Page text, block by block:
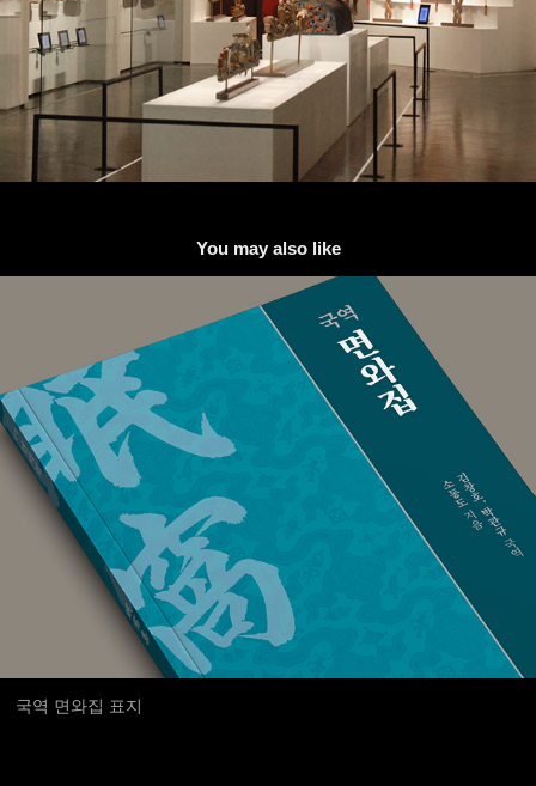
You may also like
국역 면와집 표지